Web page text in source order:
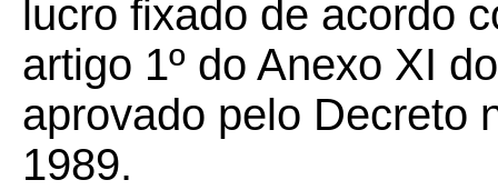
lucro fixado de acordo
artigo 1º do Anexo XI
aprovado pelo Decreto
1989.